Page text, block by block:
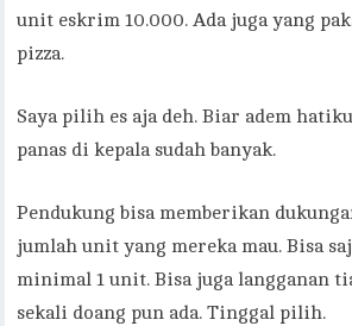
unit eskrim 10.000. Ada juga yang
pizza.
Saya pilih es aja deh. Biar adem
panas di kepala sudah banyak.
Pendukung bisa memberikan
jumlah unit yang mereka mau. Bisa
minimal 1 unit. Bisa juga langganan
sekali doang pun ada. Tinggal pilih.